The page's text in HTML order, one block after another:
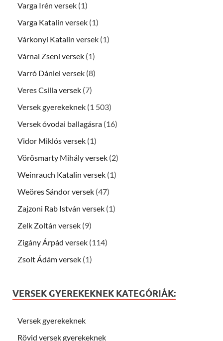
Varga Irén versek (1)
Varga Katalin versek (1)
Várkonyi Katalin versek (1)
Várnai Zseni versek (1)
Varró Dániel versek (8)
Veres Csilla versek (7)
Versek gyerekeknek (1 503)
Versek óvodai ballagásra (16)
Vidor Miklós versek (1)
Vörösmarty Mihály versek (2)
Weinrauch Katalin versek (1)
Weöres Sándor versek (47)
Zajzoni Rab István versek (1)
Zelk Zoltán versek (9)
Zigány Árpád versek (114)
Zsolt Ádám versek (1)
VERSEK GYEREKEKNEK KATEGÓRIÁK:
Versek gyerekeknek
Rövid versek gyerekeknek